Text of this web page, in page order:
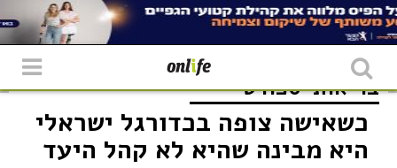
בריאות ספורט
כשאישה צופה בכדורגל ישראלי
היא מבינה שהיא לא קהל היעד